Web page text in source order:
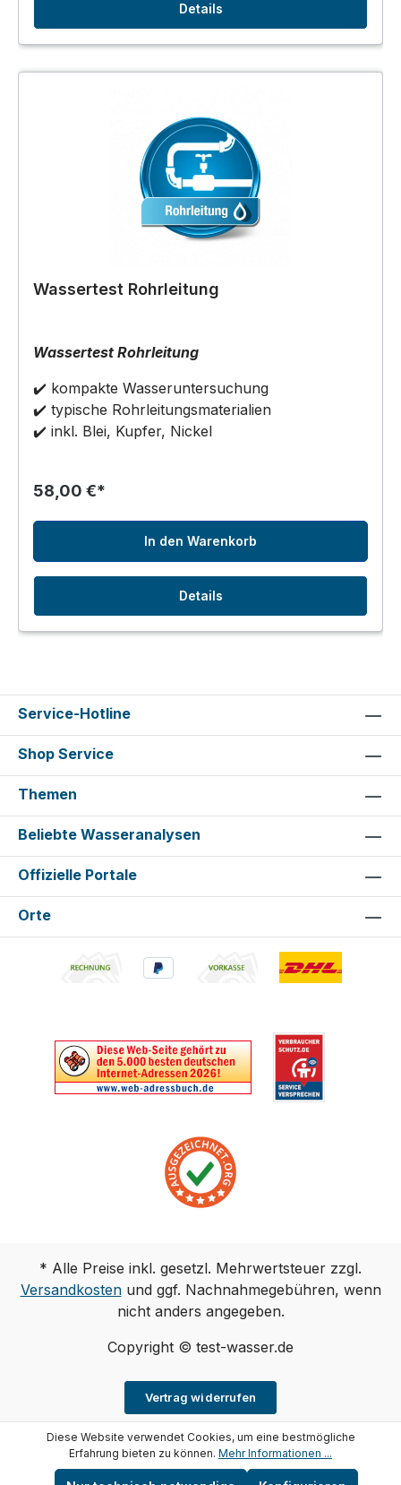
Details
Wassertest Rohrleitung
Wassertest Rohrleitung
✔️ kompakte Wasseruntersuchung
✔️ typische Rohrleitungsmaterialien
✔️ inkl. Blei, Kupfer, Nickel
58,00 €*
In den Warenkorb
Details
Service-Hotline
Shop Service
Themen
Beliebte Wasseranalysen
Offizielle Portale
Orte
* Alle Preise inkl. gesetzl. Mehrwertsteuer zzgl.
Versandkostenund ggf. Nachnahmegebühren, wenn
nicht anders angegeben.
Copyright © test-wasser.de
Diese Website verwendet Cookies, um eine bestmögliche
Erfahrung bieten zu können. Mehr Informationen ...
Vertrag widerrufen